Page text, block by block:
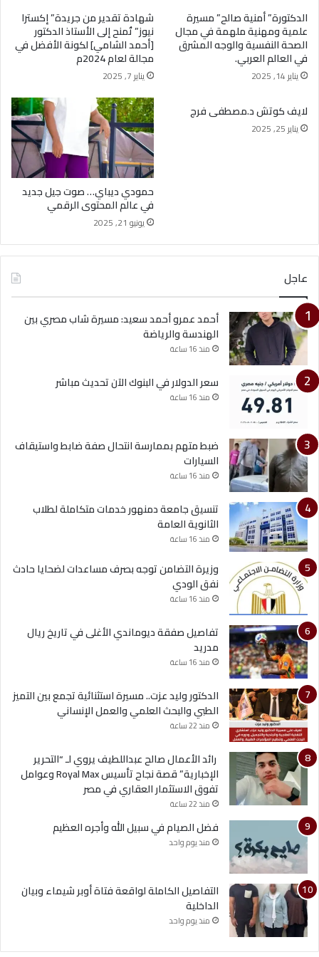
الدكتورة” أمنية صالح” مسيرة
علمية ومهنية ملهمة في مجال
الصحة النفسية والوجه المشرق
في العالم العربي.
يناير 14, 2025
شهادة تقدير من جريدة” إكسترا
نيوز” تُمنح إلى الأستاذ الدكتور
[أحمد الشامي] لكونة الأفضل في
مجالة لعام 2024م
يناير 7, 2025
لايف كوتش د.مصطفى فرج
يناير 25, 2025
حمودي ديباي… صوت جيل جديد
في عالم المحتوى الرقمي
يونيو 21, 2025
عاجل
أحمد عمرو أحمد سعيد: مسيرة شاب مصري بين
الهندسة والرياضة
منذ 16 ساعة
سعر الدولار في البنوك الآن تحديث مباشر
منذ 16 ساعة
ضبط متهم بممارسة انتحال صفة ضابط واستيقاف
السيارات
منذ 16 ساعة
تنسيق جامعة دمنهور خدمات متكاملة لطلاب
الثانوية العامة
منذ 16 ساعة
وزيرة التضامن توجه بصرف مساعدات لضحايا حادث
نفق الودي
منذ 16 ساعة
تفاصيل صفقة ديوماندي الأغلى في تاريخ ريال
مدريد
منذ 16 ساعة
الدكتور وليد عزت.. مسيرة استثنائية تجمع بين التميز
الطبي والبحث العلمي والعمل الإنساني
منذ 22 ساعة
رائد الأعمال صالح عبداللطيف يروي لـ “التحرير
الإخبارية” قصة نجاح تأسيس Royal Max وعوامل
تفوق الاستثمار العقاري في مصر
منذ 22 ساعة
فضل الصيام في سبيل الله وأجره العظيم
منذ يوم واحد
التفاصيل الكاملة لواقعة فتاة أوبر شيماء وبيان
الداخلية
منذ يوم واحد